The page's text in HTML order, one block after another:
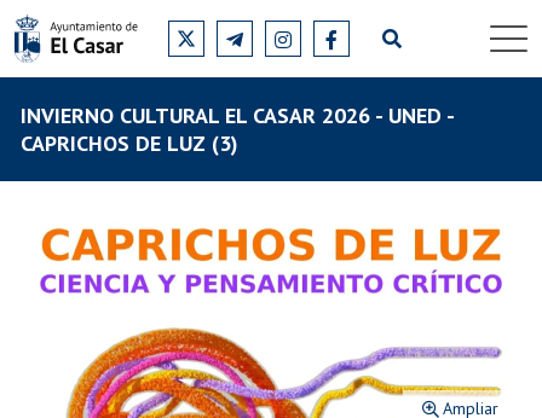
INVIERNO CULTURAL EL CASAR 2026 - UNED -
CAPRICHOS DE LUZ (3)
Ampliar